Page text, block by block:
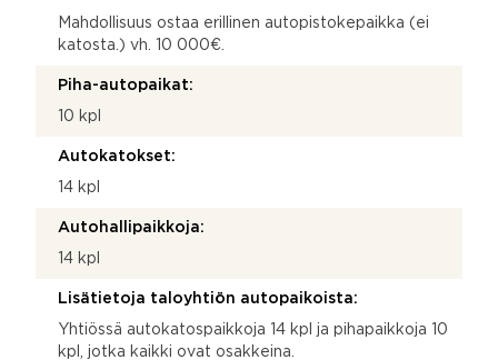
Mahdollisuus ostaa erillinen autopistokepaikka (ei
katosta.) vh. 10 000€.
Piha-autopaikat:
10 kpl
Autokatokset:
14 kpl
Autohallipaikkoja:
14 kpl
Lisätietoja taloyhtiön autopaikoista:
Yhtiössä autokatospaikkoja 14 kpl ja pihapaikkoja 10
kpl, jotka kaikki ovat osakkeina.